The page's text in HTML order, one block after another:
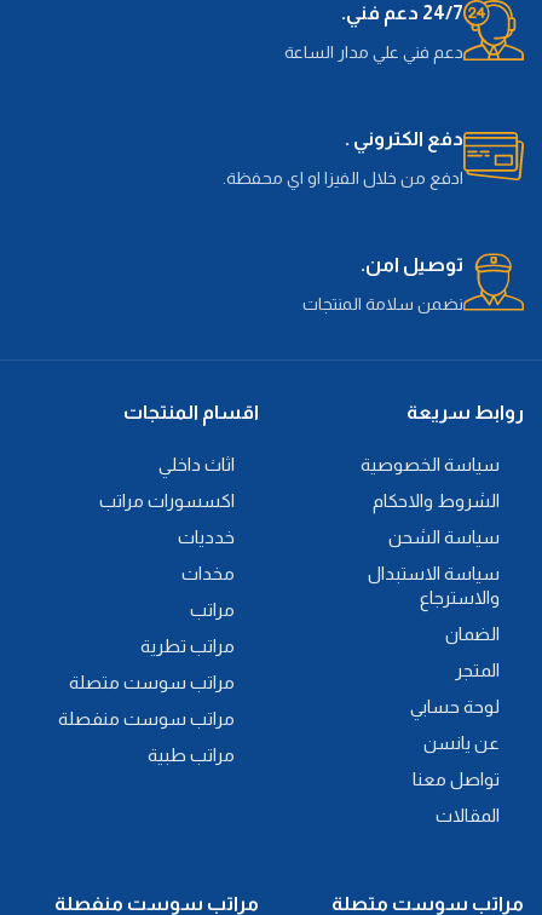
24/7 دعم فني.
دعم فني علي مدار الساعة
دفع الكتروني .
ادفع من خلال الفيزا او اي محفظة.
توصيل امن.
نضمن سلامة المنتجات
روابط سريعة
سياسة الخصوصية
الشروط والاحكام
سياسة الشحن
سياسة الاستبدال
والاسترجاع
الضمان
المتجر
لوحة حسابي
عن يانسن
تواصل معنا
المقالات
اقسام المنتجات
اثاث داخلي
اكسسورات مراتب
خدديات
مخدات
مراتب
مراتب تطرية
مراتب سوست متصلة
مراتب سوست منفصلة
مراتب طبية
مراتب سوست متصلة مراتب سوست منفصلة